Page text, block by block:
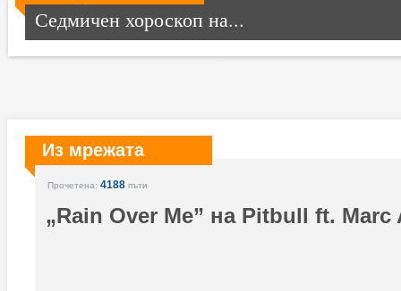
Седмичен хороскоп на...
Из мрежата
Прочетена: 4188 пъти
„Rain Over Me” на Pitbull ft. Marc